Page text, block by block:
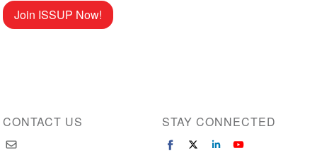
Join ISSUP Now!
CONTACT US STAY CONNECTED